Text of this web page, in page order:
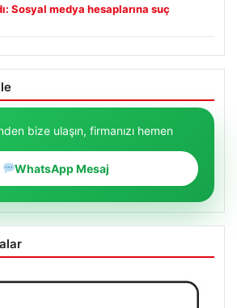
Sosyal medya hesaplarına suç
bize ulaşın, firmanızı hemen
WhatsApp Mesaj